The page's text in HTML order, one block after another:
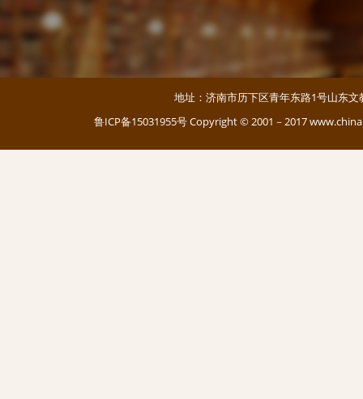
地址：济南市历下区青年东路1号山东
鲁ICP备15031955号Copyright © 2001－2017